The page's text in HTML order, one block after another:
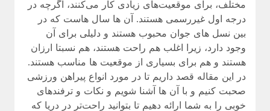
مختلف، برای موقعیت‌های زیادی کار می‌کنند، اگرچه در
درجه اول غیررسمی هستند. آن ها سال هاست که در
بین نسل های جوان محبوب هستند و دلیلی برای آن
وجود دارد، زیرا اغلب هم راحت هستند، هم نسبتا ارزان
هستند و هم برای بسیاری از موقعیت ها مناسب هستند.
در این مقاله قصد داریم تا در مورد انواع پیراهن ورزشی
صحبت کنیم و با آن ها آشنا شویم و نکات و ترفندهای
خوبی را به شما ارائه دهیم تا بتوانید راحت‌تر در دریا که